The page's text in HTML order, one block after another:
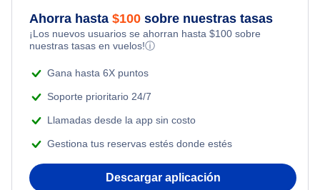
Flights Under $199
Flights from Nueva York to Estanbul
Flights from Nueva York to Singapur
Flights from Nueva York to Mumbai
Flights from Shanghai to Nueva York
Kid Friendly Vacations
Romantic Vacations
Beach Vacations
Ahorra hasta $100 sobre nuestras tasas
¡Los nuevos usuarios se ahorran hasta $100 sobre
nuestras tasas en vuelos!ⓘ
Gana hasta 6X puntos
Soporte prioritario 24/7
Llamadas desde la app sin costo
Gestiona tus reservas estés donde estés
Descargar aplicación